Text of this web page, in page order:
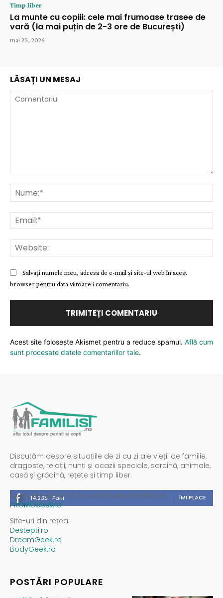
Timp liber
La munte cu copiii: cele mai frumoase trasee de
vară (la mai puțin de 2-3 ore de București)
mai 25, 2026
LĂSAȚI UN MESAJ
Salvați numele meu, adresa de e-mail și site-ul web în acest
browser pentru data viitoare i comentariu.
Acest site folosește Akismet pentru a reduce spamul. Află cum
sunt procesate datele comentariilor tale.
Discutăm despre situațiile de zi cu zi ale vieții de familie:
dragoste, relații, nunți și ocazii speciale, sarcină, animale,
casă și grădină, rețete și timp liber.
14,235 Fani ÎMI PLACE
Spații publicitare / reclamă administrată de
PROMOdesk.ro
Site-uri din rețea:
Destepti.ro
DreamGeek.ro
BodyGeek.ro
POSTĂRI POPULARE